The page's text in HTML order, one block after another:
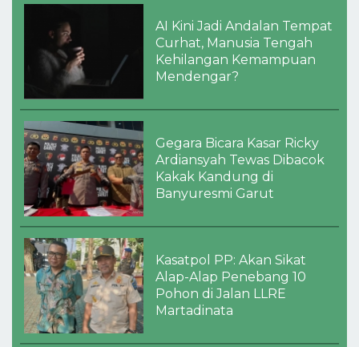
AI Kini Jadi Andalan Tempat
Curhat, Manusia Tengah
Kehilangan Kemampuan
Mendengar?
Gegara Bicara Kasar Ricky
Ardiansyah Tewas Dibacok
Kakak Kandung di
Banyuresmi Garut
Kasatpol PP: Akan Sikat
Alap-Alap Penebang 10
Pohon di Jalan LLRE
Martadinata